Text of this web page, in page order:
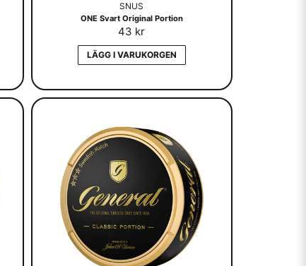
SNUS
ONE Svart Original Portion
43 kr
LÄGG I VARUKORGEN